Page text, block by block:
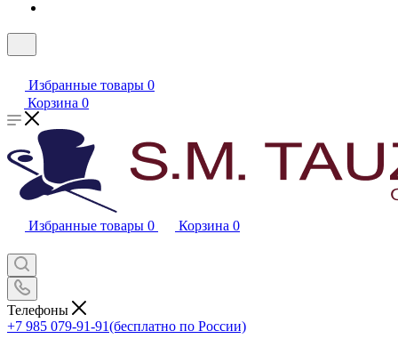
Избранные товары 0
Корзина 0
Избранные товары 0 Корзина 0
Телефоны
+7 985 079-91-91(бесплатно по России)